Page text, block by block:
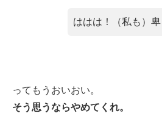
ははは！（私も）卑
ってもうおいおい。
そう思うならやめてくれ。